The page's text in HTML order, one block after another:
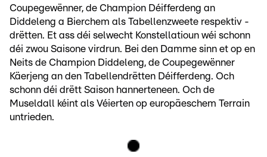
Coupegewënner, de Champion Déifferdeng an
Diddeleng a Bierchem als Tabellenzweete respektiv -
drëtten. Et ass déi selwecht Konstellatioun wéi schonn
déi zwou Saisone virdrun. Bei den Damme sinn et op en
Neits de Champion Diddeleng, de Coupegewënner
Käerjeng an den Tabellendrëtten Déifferdeng. Och
schonn déi drëtt Saison hannerteneen. Och de
Museldall kéint als Véierten op europäeschem Terrain
untrieden.